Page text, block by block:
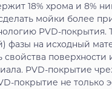
18% хрома и 8%
сделать мойки более
PVD-
фазы на исходный
PVD-покрытие
покрытие не только